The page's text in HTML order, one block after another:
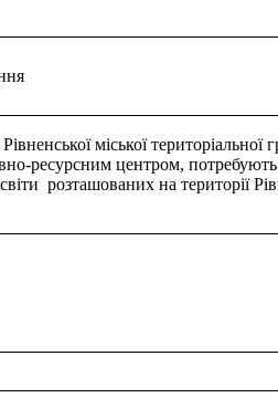
міської територіальної
ресурсним центром,
розташованих на території